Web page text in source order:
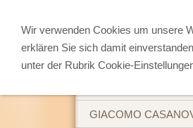
ABENTEUERBÜCHER
GIACOMO
Wir verwenden Cookies um unsere
erklären Sie sich damit
unter der Rubrik Cookie-